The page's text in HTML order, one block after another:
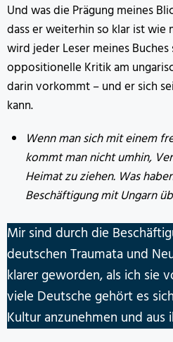
Und was die Prägung meines
dass er weiterhin so klar ist wie
wird jeder Leser meines Buches
oppositionelle Kritik am
darin vorkommt – und er sich
kann.
Wenn man sich mit einem
kommt man nicht umhin,
Heimat zu ziehen. Was
Beschäftigung mit Ungarn
Mir sind durch die
deutschen Traumata und
klarer geworden, als ich sie
viele Deutsche gehört es
Kultur anzunehmen und aus